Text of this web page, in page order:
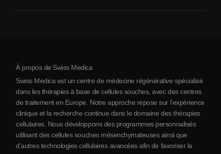
Arthrite
À propos de la Serbie
Partenariats
Contact
À propos de Swiss Medica
Swiss Medica est un centre de médecine régénérative spécialisé
dans les thérapies à base de cellules souches, avec des centres
de traitement en Europe. Notre approche repose sur l’expérience
clinique et la recherche continue dans le domaine des thérapies
cellulaires. Nous développons des programmes personnalisés
utilisant des cellules souches mésenchymateuses ainsi que
d’autres technologies cellulaires avancées afin de favoriser la